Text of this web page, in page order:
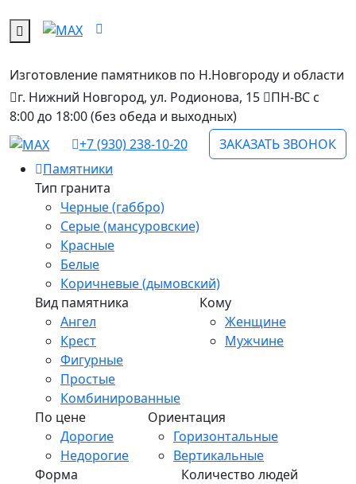
Изготовление памятников по Н.Новгороду и области
г. Нижний Новгород, ул. Родионова, 15
ПН-ВС с
8:00 до 18:00 (без обеда и выходных)
+7 (930) 238-10-20
ЗАКАЗАТЬ ЗВОНОК
Памятники
Тип гранита
Черные (габбро)
Серые (мансуровские)
Красные
Белые
Коричневые (дымовский)
Вид памятника
Ангел
Крест
Фигурные
Простые
Комбинированные
Кому
Женщине
Мужчине
По цене
Дорогие
Недорогие
Ориентация
Горизонтальные
Вертикальные
Форма
Количество людей